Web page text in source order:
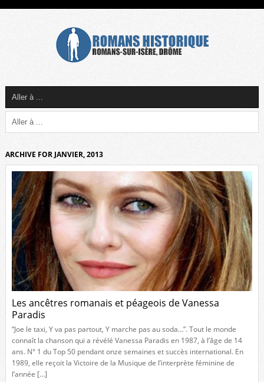
ARCHIVE FOR JANVIER, 2013
Les ancêtres romanais et péageois de Vanessa
Paradis
“Joe le taxi, Y va pas partout, Y marche pas au soda…”. Tout le monde
connaît la chanson qui a révélé Vanessa Paradis en 1987, à l’âge de 14
ans. N° 1 du Top 50 pendant onze semaines et succès international. En
1989, elle reçoit la Victoire de la Musique de l’interprète féminine de
l’année […]